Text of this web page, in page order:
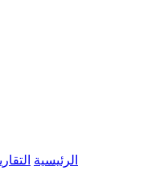
الرئيسية